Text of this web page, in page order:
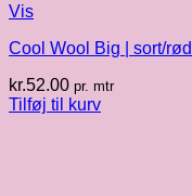
Vis
Cool Wool Big | sort/
kr.52.00 pr. mtr
Tilføj til kurv